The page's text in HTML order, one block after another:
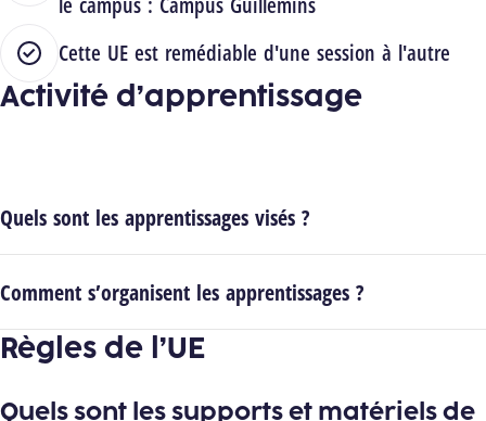
Cette UE est remédiable d'une session à l'autre
Activité d’apprentissage
Quels sont les apprentissages visés ?
Comment s’organisent les apprentissages ?
Règles de l’UE
Quels sont les supports et matériels de